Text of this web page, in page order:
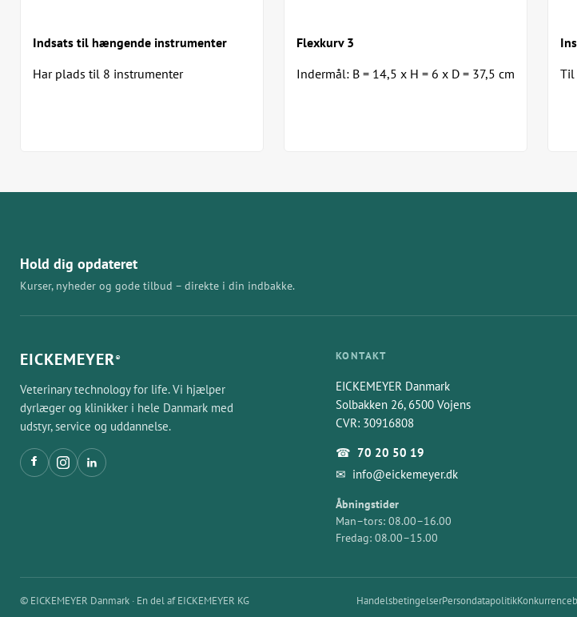
Indsats til hængende instrumenter
Har plads til 8 instrumenter
Flexkurv 3
Indermål: B = 14,5 x H = 6 x D = 37,5 cm
Til
Hold dig opdateret
Kurser, nyheder og gode tilbud – direkte i din indbakke.
EICKEMEYER®
Veterinary technology for life. Vi hjælper
dyrlæger og klinikker i hele Danmark med
udstyr, service og uddannelse.
KONTAKT
EICKEMEYER Danmark
Solbakken 26, 6500 Vojens
CVR: 30916808
☎ 70 20 50 19
✉ info@eickemeyer.dk
Åbningstider
Man–tors: 08.00–16.00
Fredag: 08.00–15.00
© EICKEMEYER Danmark · En del af EICKEMEYER KG HandelsbetingelserPersondatapolitik